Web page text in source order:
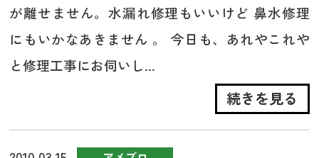
が離せません。水漏れ修理もいいけど 鼻水修理
にもいかなあきません 。 今日も、あれやこれや
と修理工事にお伺いし...
続きを見る